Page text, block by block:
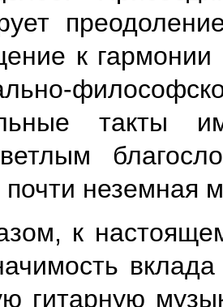
к
такты
неземная
к
гитарную